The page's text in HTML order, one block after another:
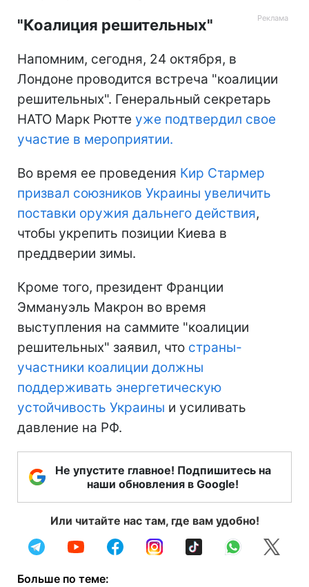
"Коалиция решительных"
Напомним, сегодня, 24 октября, в
Лондоне проводится встреча "коалиции
решительных". Генеральный секретарь
НАТО Марк Рютте уже подтвердил свое
участие в мероприятии.
Во время ее проведения Кир Стармер
призвал союзников Украины увеличить
поставки оружия дальнего действия,
чтобы укрепить позиции Киева в
преддверии зимы.
Кроме того, президент Франции
Эммануэль Макрон во время
выступления на саммите "коалиции
решительных" заявил, что страны-
участники коалиции должны
поддерживать энергетическую
устойчивость Украины и усиливать
давление на РФ.
Не упустите главное! Подпишитесь на
наши обновления в Google!
Или читайте нас там, где вам удобно!
Больше по теме: